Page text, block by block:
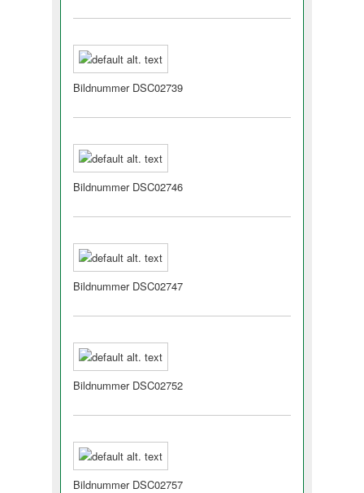
Bildnummer DSC02739
Bildnummer DSC02746
Bildnummer DSC02747
Bildnummer DSC02752
Bildnummer DSC02757